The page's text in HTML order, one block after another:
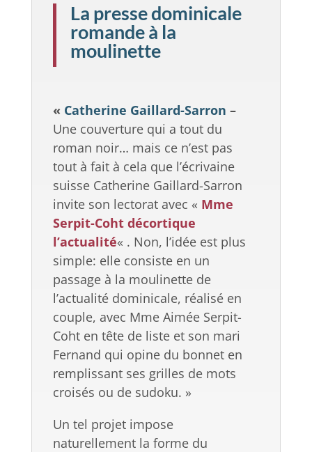
La presse dominicale
romande à la
moulinette
« Catherine Gaillard-Sarron –
Une couverture qui a tout du
roman noir… mais ce n’est pas
tout à fait à cela que l’écrivaine
suisse Catherine Gaillard-Sarron
invite son lectorat avec « Mme
Serpit-Coht décortique
l’actualité« . Non, l’idée est plus
simple: elle consiste en un
passage à la moulinette de
l’actualité dominicale, réalisé en
couple, avec Mme Aimée Serpit-
Coht en tête de liste et son mari
Fernand qui opine du bonnet en
remplissant ses grilles de mots
croisés ou de sudoku. »
Un tel projet impose
naturellement la forme du